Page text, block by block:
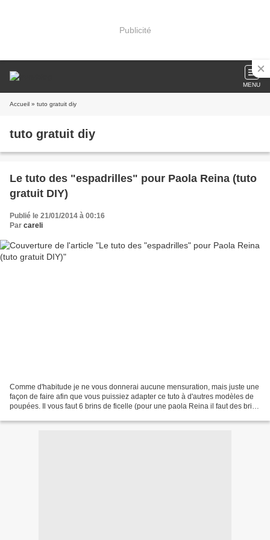
Publicité
MENU
Accueil » tuto gratuit diy
tuto gratuit diy
Le tuto des "espadrilles" pour Paola Reina (tuto
gratuit DIY)
Publié le 21/01/2014 à 00:16
Par careli
Comme d'habitude je ne vous donnerai aucune mensuration, mais juste une
façon de faire afin que vous puissiez adapter ce tuto à d'autres modèles de
poupées. Il vous faut 6 brins de ficelle (pour une paola Reina il faut des brins